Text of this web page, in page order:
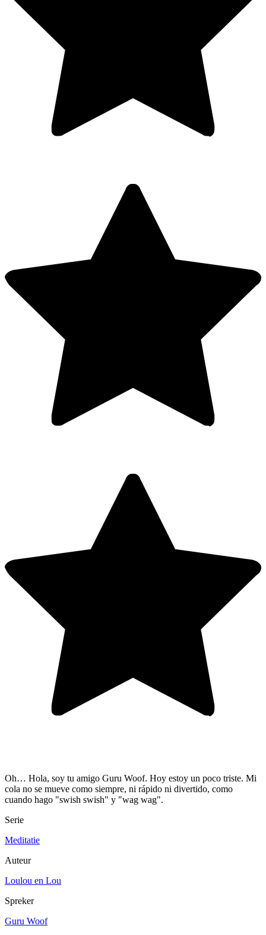
Oh… Hola, soy tu amigo Guru Woof. Hoy estoy un poco triste. Mi
cola no se mueve como siempre, ni rápido ni divertido, como
cuando hago "swish swish" y "wag wag".
Serie
Meditatie
Auteur
Loulou en Lou
Spreker
Guru Woof